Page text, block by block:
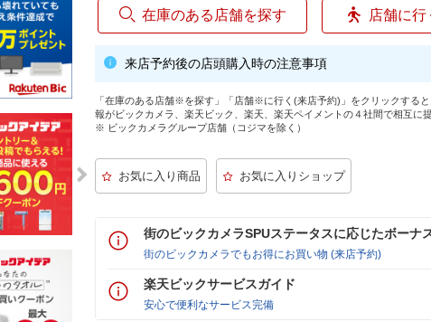
在庫のある店舗を探す 店舗に
来店予約後の店頭購入時の注意事項
「在庫のある店舗※を探す」「店舗※に行く(来店予約)」をクリックする
報がビックカメラ、楽天ビック、楽天、楽天ペイメントの４社間で相互に
※ ビックカメラグループ店舗（コジマを除く）
街のビックカメラSPUステータスに応じたボーナ
街のビックカメラでもお得にお買い物 (来店予約)
楽天ビックサービスガイド
安心で便利なサービス完備